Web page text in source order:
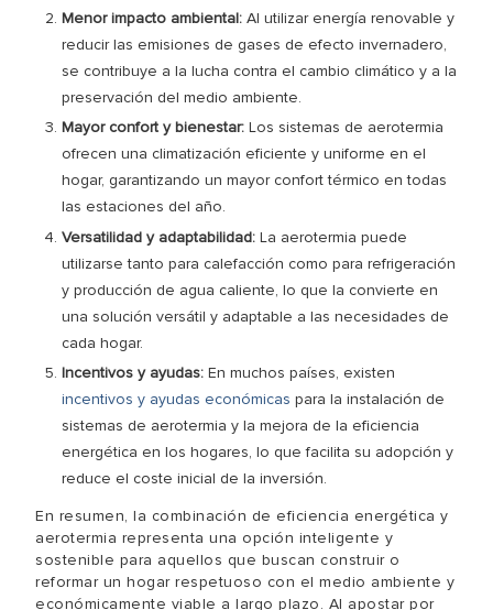
Menor impacto ambiental: Al utilizar energía renovable y
reducir las emisiones de gases de efecto invernadero,
se contribuye a la lucha contra el cambio climático y a la
preservación del medio ambiente.
Mayor confort y bienestar: Los sistemas de aerotermia
ofrecen una climatización eficiente y uniforme en el
hogar, garantizando un mayor confort térmico en todas
las estaciones del año.
Versatilidad y adaptabilidad: La aerotermia puede
utilizarse tanto para calefacción como para refrigeración
y producción de agua caliente, lo que la convierte en
una solución versátil y adaptable a las necesidades de
cada hogar.
Incentivos y ayudas: En muchos países, existen
incentivos y ayudas económicas para la instalación de
sistemas de aerotermia y la mejora de la eficiencia
energética en los hogares, lo que facilita su adopción y
reduce el coste inicial de la inversión.
En resumen, la combinación de eficiencia energética y
aerotermia representa una opción inteligente y
sostenible para aquellos que buscan construir o
reformar un hogar respetuoso con el medio ambiente y
económicamente viable a largo plazo. Al apostar por